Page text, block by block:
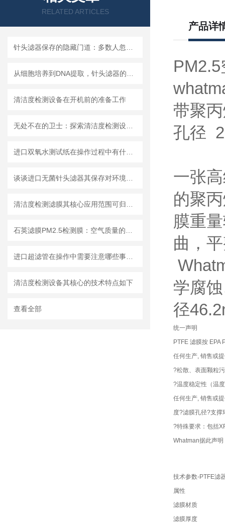
RELATED ARTICLES
清洁度检测设备在开机前的准备工作
清洁度检测设备其核心的技术特点如下
查看全部
产品详
带聚
孔径
一张
的聚
膜重
曲，
学腐
径
统一声明
PTFE 滤膜按 EPA
任何生产, 销售或
?松散、表面颗粒
?温度稳定性（温
任何生产, 销售或
度?滤膜孔径?支撑
?特殊要求：包括
Whatman据此声
技术参数-PTFE滤
属性
滤膜材质
滤膜厚度